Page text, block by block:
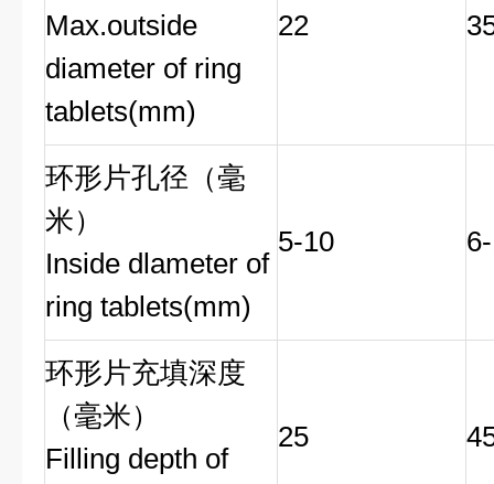
Max.outside
diameter of ring
tablets(mm)
22
环形片孔径（毫
米）
Inside dlameter of
ring tablets(mm)
5-10
环形片充填深度
（毫米）
Filling depth of
25